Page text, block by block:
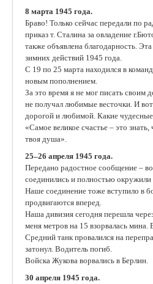
8 марта 1945 года.
Браво! Только сейчас передали по
приказ т. Сталина за овладение
также объявлена благодарность.
зимних действий 1945 года.
С 19 по 25 марта находился в
новым пополнением.
За это время я не мог писать
не получал любимые весточки. И
дорогой и любимой. Какие чудесные
«Самое великое счастье – это
твоя душа».
25–26 апреля 1945 года.
Передано радостное сообщение –
соединились и полностью окружили
Наше соединение тоже вступило в
продвигаются вперед.
Наша дивизия сегодня перешла
меня метров на 15 взорвалась
Средний танк провалился на
затонул. Водитель погиб.
Войска Жукова ворвались в Берлин.
30 апреля 1945 года.